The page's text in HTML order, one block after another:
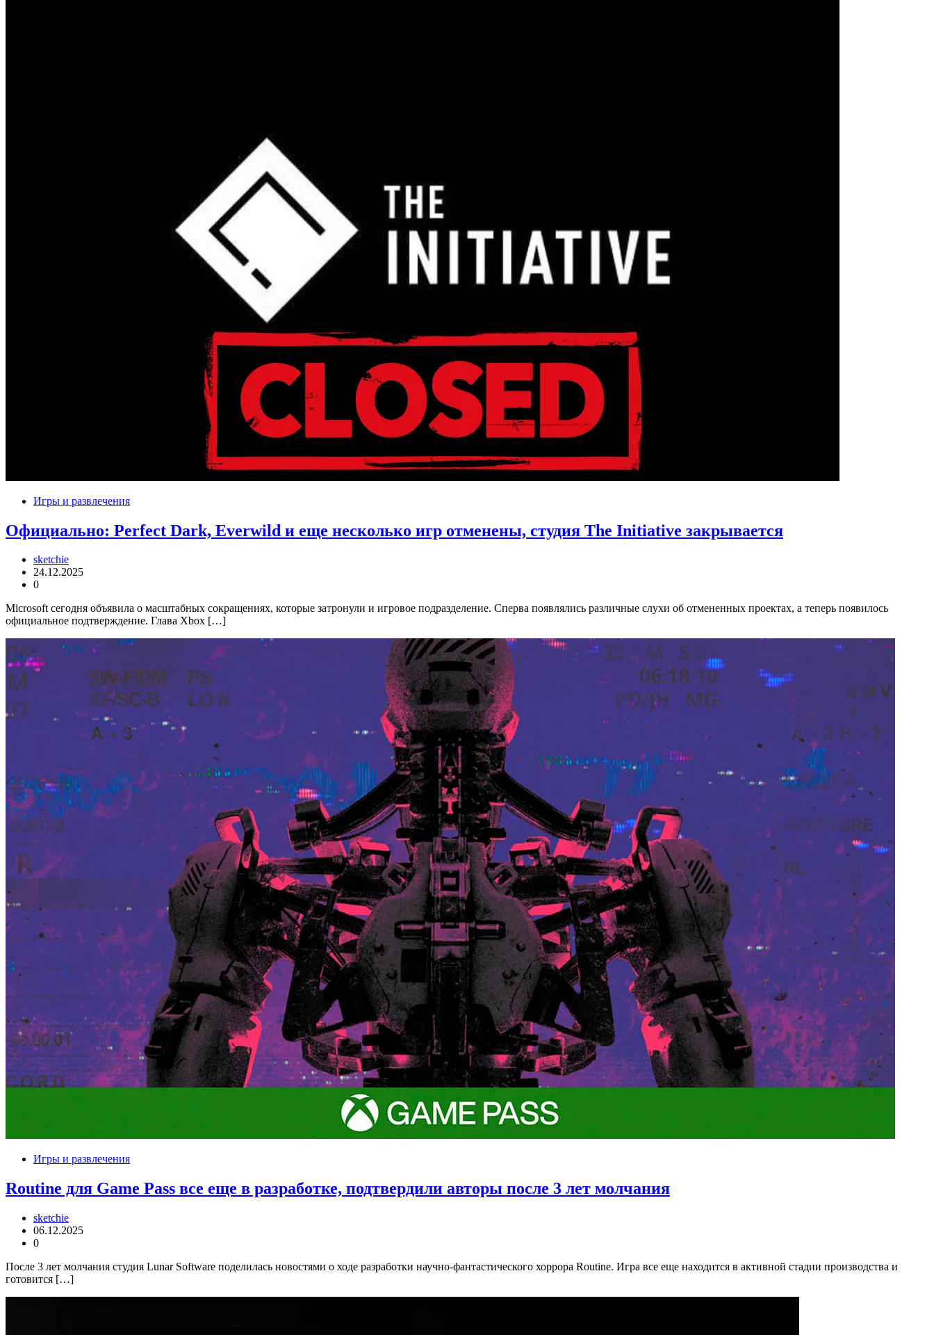
Игры и развлечения
Официально: Perfect Dark, Everwild и еще несколько игр отменены, студия The Initiative закрывается
sketchie
24.12.2025
0
Microsoft сегодня объявила о масштабных сокращениях, которые затронули и игровое подразделение. Сперва появлялись различные слухи об отмененных проектах, а теперь появилось
официальное подтверждение. Глава Xbox […]
Игры и развлечения
Routine для Game Pass все еще в разработке, подтвердили авторы после 3 лет молчания
sketchie
06.12.2025
0
После 3 лет молчания студия Lunar Software поделилась новостями о ходе разработки научно-фантастического хоррора Routine. Игра все еще находится в активной стадии производства и
готовится […]